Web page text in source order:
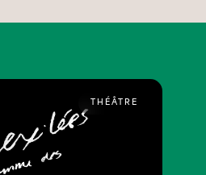
THÉÂTRE